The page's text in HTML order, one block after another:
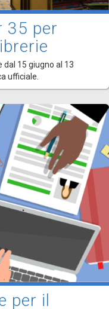
35 per
dal 15 giugno al 13
ufficiale.
per il